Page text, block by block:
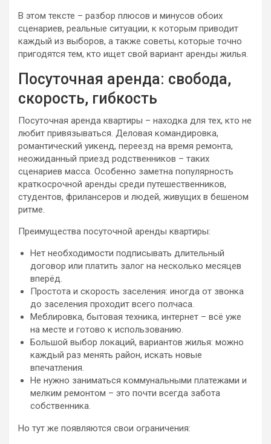
В этом тексте – разбор плюсов и минусов обоих
сценариев, реальные ситуации, к которым приводит
каждый из выборов, а также советы, которые точно
пригодятся тем, кто ищет свой вариант аренды жилья.
Посуточная аренда: свобода,
скорость, гибкость
Посуточная аренда квартиры – находка для тех, кто не
любит привязываться. Деловая командировка,
романтический уикенд, переезд на время ремонта,
неожиданный приезд родственников – таких
сценариев масса. Особенно заметна популярность
краткосрочной аренды среди путешественников,
студентов, фрилансеров и людей, живущих в бешеном
ритме.
Преимущества посуточной аренды квартиры:
Нет необходимости подписывать длительный
договор или платить залог на несколько месяцев
вперёд.
Простота и скорость заселения: иногда от звонка
до заселения проходит всего полчаса.
Меблировка, бытовая техника, интернет – всё уже
на месте и готово к использованию.
Большой выбор локаций, вариантов жилья: можно
каждый раз менять район, искать новые
впечатления.
Не нужно заниматься коммунальными платежами и
мелким ремонтом – это почти всегда забота
собственника.
Но тут же появляются свои ограничения: